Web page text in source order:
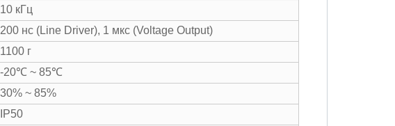
10 кГц
200 нс (Line Driver), 1 мкс (Voltage Output)
1100 г
-20℃ ~ 85℃
30% ~ 85%
IP50